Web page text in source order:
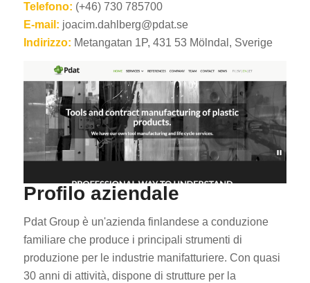
Telefono: (+46) 730 785700
E-mail: joacim.dahlberg@pdat.se
Indirizzo: Metangatan 1P, 431 53 Mölndal, Sverige
Profilo aziendale
Pdat Group è un'azienda finlandese a conduzione
familiare che produce i principali strumenti di
produzione per le industrie manifatturiere. Con quasi
30 anni di attività, dispone di strutture per la